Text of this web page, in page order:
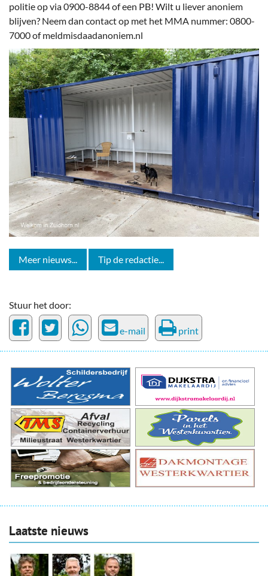
politie op via 0900-8844 of een PB! Wilt u liever anoniem
blijven? Neem dan contact op met het MMA nummer: 0800-
7000 of meldmisdaadanoniem.nl
Meer nieuws... Tip de redactie...
Stuur het door:
e-mail print
Laatste nieuws